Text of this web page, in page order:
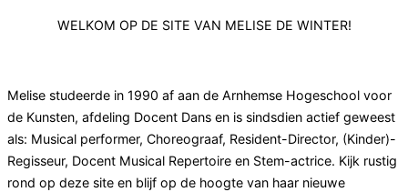
navigationWELKOM OP DE SITE VAN MELISE DE WINTER!
Melise studeerde in 1990 af aan de Arnhemse Hogeschool voor
de Kunsten, afdeling Docent Dans en is sindsdien actief geweest
als: Musical performer, Choreograaf, Resident-Director, (Kinder)-
Regisseur, Docent Musical Repertoire en Stem-actrice. Kijk rustig
rond op deze site en blijf op de hoogte van haar nieuwe